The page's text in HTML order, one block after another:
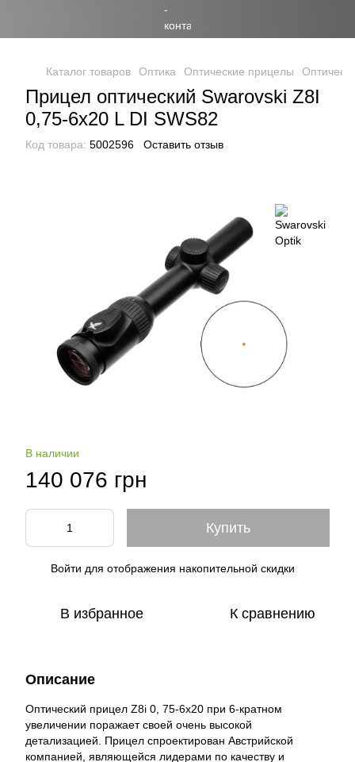
Каталог товаров Оптика Оптические прицелы
Прицел оптический Swarovski Z8I
0,75-6x20 L DI SWS82
Код товара: 5002596 Оставить отзыв
В наличии
140 076 грн
Купить
Войти для отображения накопительной скидки
В избранное К сравнению
Описание
Оптический прицел Z8i 0, 75-6x20 при 6-кратном
увеличении поражает своей очень высокой
детализацией. Прицел спроектирован Австрийской
компанией, являющейся лидерами по качеству и